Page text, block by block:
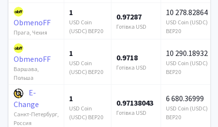
ObmenoFF
Прага, Чехия
1
USD Coin
(USDC) BEP20
0.97287
Готівка USD
10 278.82864
USD Coin (USDC)
BEP20
ObmenoFF
Варшава,
Польша
1
USD Coin
(USDC) BEP20
0.9718
Готівка USD
10 290.18932
USD Coin (USDC)
BEP20
E-
Change
Санкт-Петербург,
Россия
1
USD Coin
(USDC) BEP20
0.97138043
Готівка USD
6 680.36999
USD Coin (USDC)
BEP20